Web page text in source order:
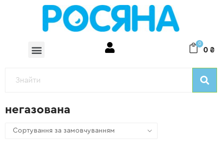
0
0 ₴
негазована